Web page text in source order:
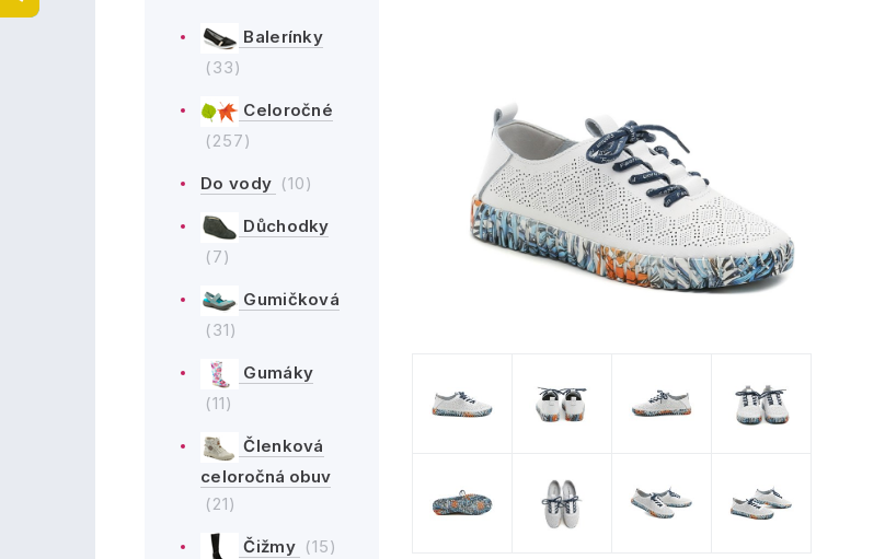
Balerínky
(33)
Celoročné
(257)
Do vody (10)
Důchodky
(7)
Gumičková
(31)
Gumáky
(11)
Členková
celoročná obuv
(21)
Čižmy (15)